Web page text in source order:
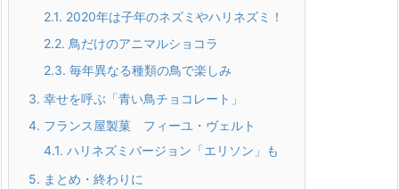
2.1. 2020年は子年のネズミやハリネズミ！
2.2. 鳥だけのアニマルショコラ
2.3. 毎年異なる種類の鳥で楽しみ
3. 幸せを呼ぶ「青い鳥チョコレート」
4. フランス屋製菓 フィーユ・ヴェルト
4.1. ハリネズミバージョン「エリソン」も
5. まとめ・終わりに